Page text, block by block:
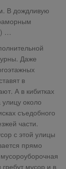
В дождливую
…
урны. Даже
в
А в кибитках
около
съедобного
части.
с этой улицы
прямо
мусор и в